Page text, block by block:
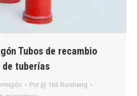
Tubos de recambio
tuberías
Por @ 163 Ruisheng